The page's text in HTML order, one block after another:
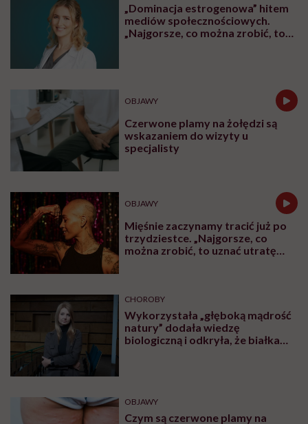
„Dominacja estrogenowa” hitem
mediów społecznościowych.
„Najgorsze, co można zrobić, to
OBJAWY
Czerwone plamy na żołędzi są
wskazaniem do wizyty u
specjalisty
OBJAWY
Mięśnie zaczynamy tracić już po
trzydziestce. „Najgorsze, co
można zrobić, to uznać utratę
CHOROBY
Wykorzystała „głęboką mądrość
natury” dodała wiedzę
biologiczną i odkryła, że białka
OBJAWY
Czym są czerwone plamy na